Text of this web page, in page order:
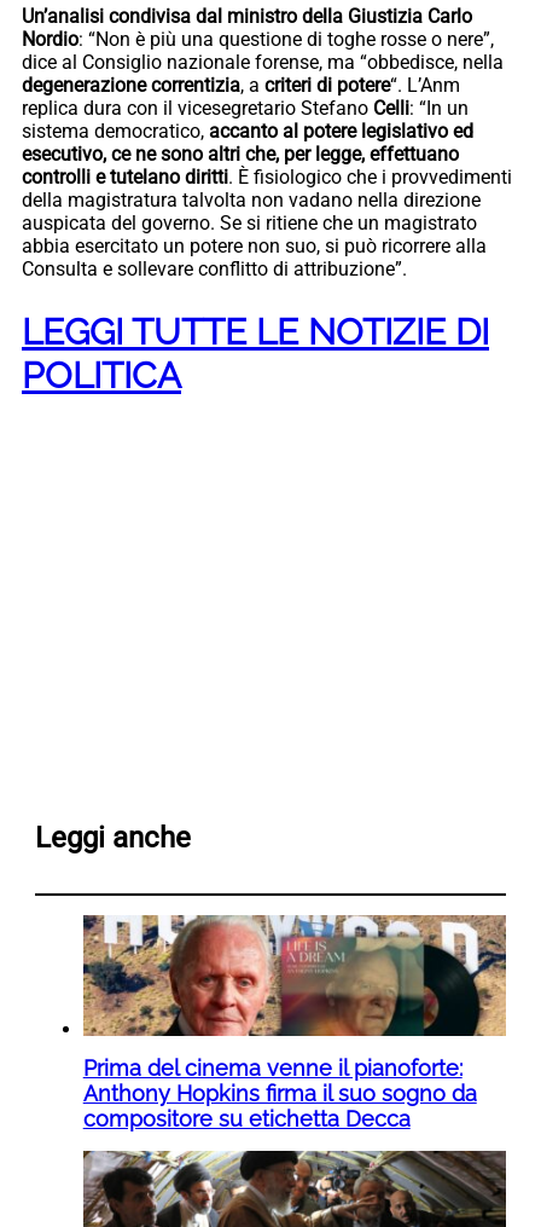
Un’analisi condivisa dal ministro della Giustizia Carlo
Nordio: “Non è più una questione di toghe rosse o nere”,
dice al Consiglio nazionale forense, ma “obbedisce, nella
degenerazione correntizia, a criteri di potere“. L’Anm
replica dura con il vicesegretario Stefano Celli: “In un
sistema democratico, accanto al potere legislativo ed
esecutivo, ce ne sono altri che, per legge, effettuano
controlli e tutelano diritti. È fisiologico che i provvedimenti
della magistratura talvolta non vadano nella direzione
auspicata del governo. Se si ritiene che un magistrato
abbia esercitato un potere non suo, si può ricorrere alla
Consulta e sollevare conflitto di attribuzione”.
LEGGI TUTTE LE NOTIZIE DI
POLITICA
Leggi anche
Prima del cinema venne il pianoforte:
Anthony Hopkins firma il suo sogno da
compositore su etichetta Decca